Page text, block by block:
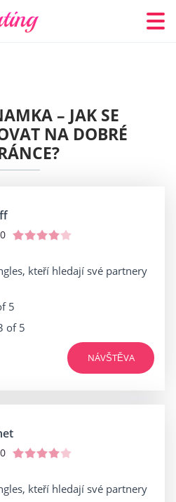
– JAK SE
NA DOBRÉ
kteří hledají své partnery
5
of 5
NÁVŠTĚVA
kteří hledají své partnery